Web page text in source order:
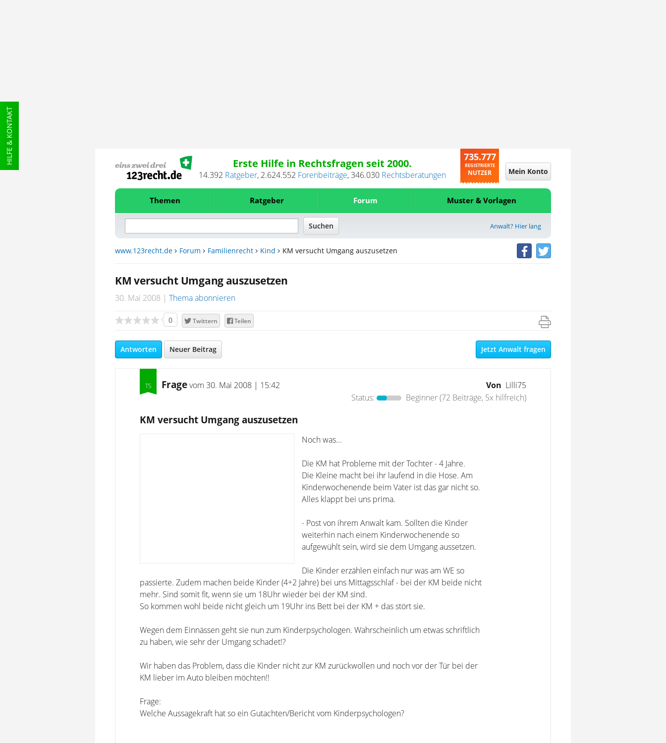
HILFE & KONTAKT Erste Hilfe in Rechtsfragen seit 2000.
14.392 Ratgeber, 2.624.552 Forenbeiträge,346.030 Rechtsberatungen
735.777
REGISTRIERTE
NUTZER Mein Konto
Themen Ratgeber Forum Muster & Vorlagen
Anwalt? Hier lang
www.123recht.de Forum Familienrecht Kind KM versucht Umgang auszusetzen
KM versucht Umgang auszusetzen
30. Mai 2008 Thema abonnieren
0 Twittern Teilen
Antworten Neuer Beitrag Jetzt Anwalt fragen
Fragevom 30. Mai 2008 | 15:42 Von Lilli75
Status:
Beginner(72 Beiträge, 5x hilfreich)
KM versucht Umgang auszusetzen
Noch was...
Die KM hat Probleme mit der Tochter - 4 Jahre.
Die Kleine macht bei ihr laufend in die Hose. Am
Kinderwochenende beim Vater ist das gar nicht so.
Alles klappt bei uns prima.
- Post von ihrem Anwalt kam. Sollten die Kinder
weiterhin nach einem Kinderwochenende so
aufgewühlt sein, wird sie dem Umgang aussetzen.
Die Kinder erzählen einfach nur was am WE so
passierte. Zudem machen beide Kinder (4+2 Jahre) bei uns Mittagsschlaf - bei der KM beide nicht
mehr. Sind somit fit, wenn sie um 18Uhr wieder bei der KM sind.
So kommen wohl beide nicht gleich um 19Uhr ins Bett bei der KM + das stört sie.
Wegen dem Einnässen geht sie nun zum Kinderpsychologen. Wahrscheinlich um etwas schriftlich
zu haben, wie sehr der Umgang schadet!?
Wir haben das Problem, dass die Kinder nicht zur KM zurückwollen und noch vor der Tür bei der
KM lieber im Auto bleiben möchten!!
Frage:
Welche Aussagekraft hat so ein Gutachten/Bericht vom Kinderpsychologen?